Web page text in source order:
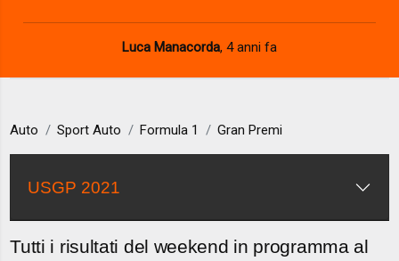
Luca Manacorda, 4 anni fa
Auto Sport Auto Formula 1 Gran Premi
USGP 2021
Tutti i risultati del weekend in programma al